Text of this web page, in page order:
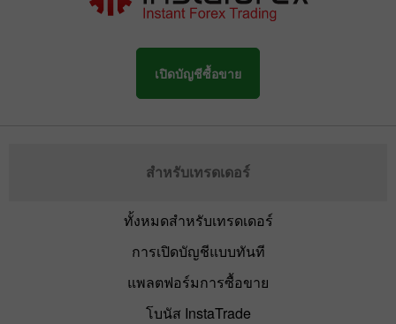
เปิดบัญชีซื้อขาย
สำหรับเทรดเดอร์
ทั้งหมดสำหรับเทรดเดอร์
การเปิดบัญชีแบบทันที
แพลตฟอร์มการซื้อขาย
โบนัส InstaTrade